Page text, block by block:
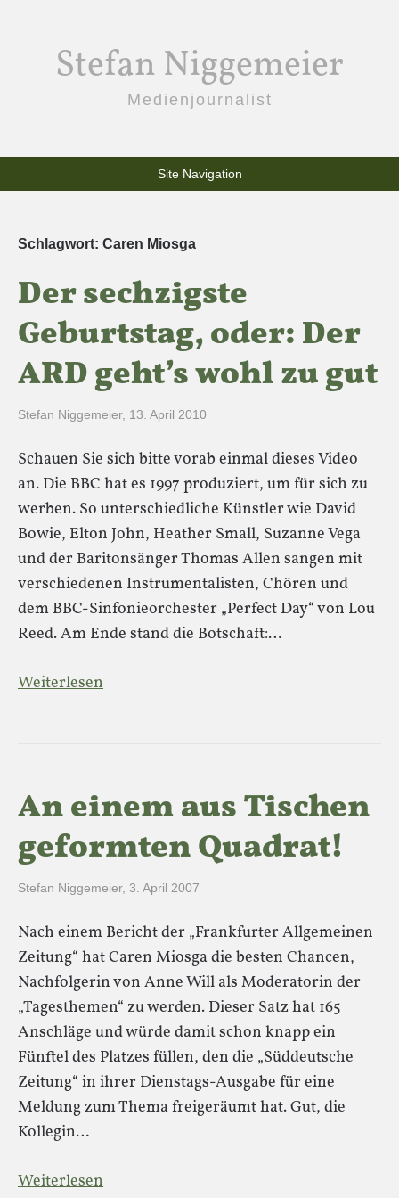
Stefan Niggemeier
Medienjournalist
Site Navigation
Schlagwort: Caren Miosga
Der sechzigste
Geburtstag, oder: Der
ARD geht’s wohl zu gut
Stefan Niggemeier, 13. April 2010
Schauen Sie sich bitte vorab einmal dieses Video
an. Die BBC hat es 1997 produziert, um für sich zu
werben. So unterschiedliche Künstler wie David
Bowie, Elton John, Heather Small, Suzanne Vega
und der Baritonsänger Thomas Allen sangen mit
verschiedenen Instrumentalisten, Chören und
dem BBC-Sinfonieorchester „Perfect Day“ von Lou
Reed. Am Ende stand die Botschaft:…
Weiterlesen
An einem aus Tischen
geformten Quadrat!
Stefan Niggemeier, 3. April 2007
Nach einem Bericht der „Frankfurter Allgemeinen
Zeitung“ hat Caren Miosga die besten Chancen,
Nachfolgerin von Anne Will als Moderatorin der
„Tagesthemen“ zu werden. Dieser Satz hat 165
Anschläge und würde damit schon knapp ein
Fünftel des Platzes füllen, den die „Süddeutsche
Zeitung“ in ihrer Dienstags-Ausgabe für eine
Meldung zum Thema freigeräumt hat. Gut, die
Kollegin…
Weiterlesen